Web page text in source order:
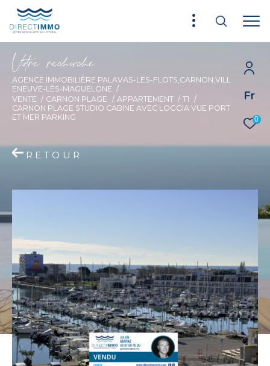
Fr
0
Vore recece
AGENCE IMMOBILIÈRE PALAVAS-LES-FLOTS,CARNON,VILL
ENEUVE-LÈS-MAGUELONE
VENTE
CARNON PLAGE APPARTEMENT
T1
CARNON PLAGE STUDIO CABINE AVEC LOGGIA VUE PORT
ET MER PARKING
RETOUR